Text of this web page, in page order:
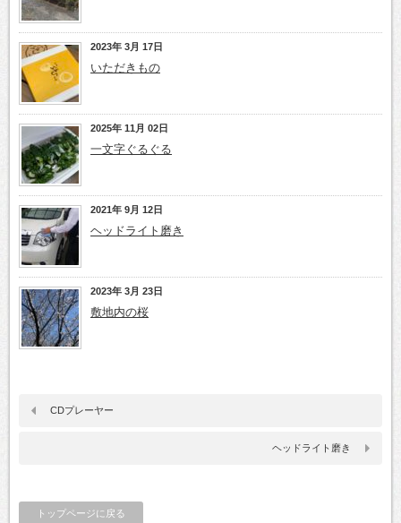
2023年 3月 17日
いただきもの
2025年 11月 02日
一文字ぐるぐる
2021年 9月 12日
ヘッドライト磨き
2023年 3月 23日
敷地内の桜
CDプレーヤー
ヘッドライト磨き
トップページに戻る